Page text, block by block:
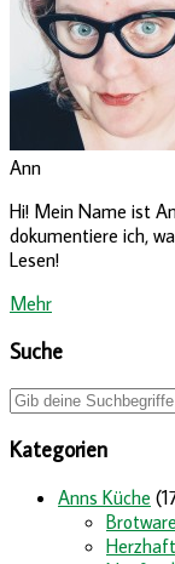
Ann
Hi! Mein Name ist
dokumentiere ich,
Lesen!
Mehr
Suche
Kategorien
Anns Küche